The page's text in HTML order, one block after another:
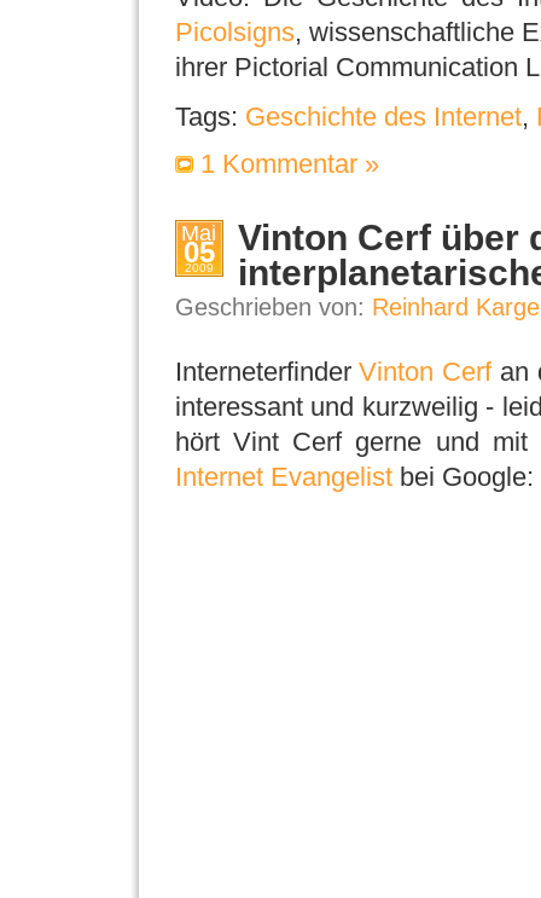
Picolsigns, wissenschaftliche
ihrer Pictorial Communication
Tags: Geschichte des Internet,
1 Kommentar »
Mai
05
2009
Vinton Cerf über
Geschrieben von: Reinhard
InterneterfinderVinton Cerfan
interessant und kurzweilig -
hört Vint Cerf gerne und
Internet Evangelistbei Google: